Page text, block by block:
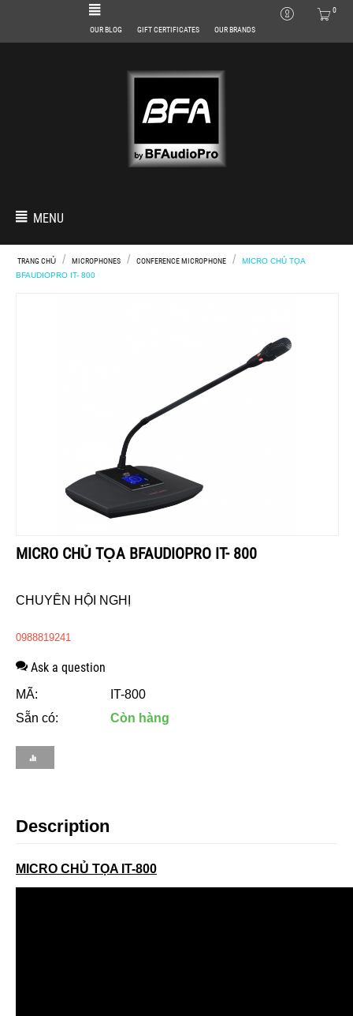
0
OUR BLOG GIFT CERTIFICATES OUR BRANDS
MENU
TRANG CHỦ / MICROPHONES / CONFERENCE MICROPHONE /
MICRO CHỦ TỌA
BFAUDIOPRO IT- 800
MICRO CHỦ TỌA BFAUDIOPRO IT- 800
CHUYÊN HỘI NGHỊ
0988819241
Ask a question
MÃ:
IT-800
Sẵn có:
Còn hàng
Description
MICRO CHỦ TỌA IT-800